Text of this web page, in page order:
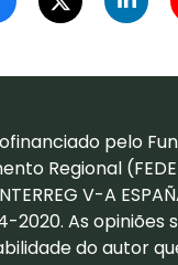
pelo
Regional
V-A
2020. As opiniões
do autor